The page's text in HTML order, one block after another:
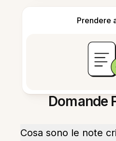
Prendere
Domande
Cosa sono le note